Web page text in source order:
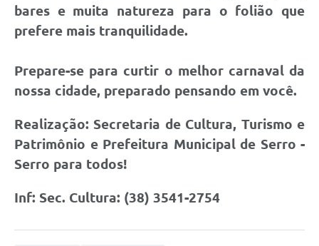
bares e muita natureza para o folião que
prefere mais tranquilidade.
Prepare-se para curtir o melhor carnaval da
nossa cidade, preparado pensando em você.
Realização: Secretaria de Cultura, Turismo e
Patrimônio e Prefeitura Municipal de Serro -
Serro para todos!
Inf: Sec. Cultura: (38) 3541-2754